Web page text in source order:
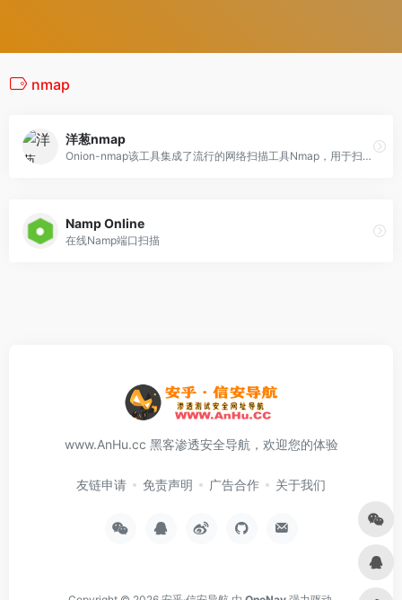
nmap
洋葱nmap
Onion-nmap该工具集成了流行的网络扫描工具Nmap，用于扫描和映射Tor网络内的.onion站点。
Namp Online
在线Namp端口扫描
www.AnHu.cc 黑客渗透安全导航，欢迎您的体验
友链申请 免责声明 广告合作 关于我们